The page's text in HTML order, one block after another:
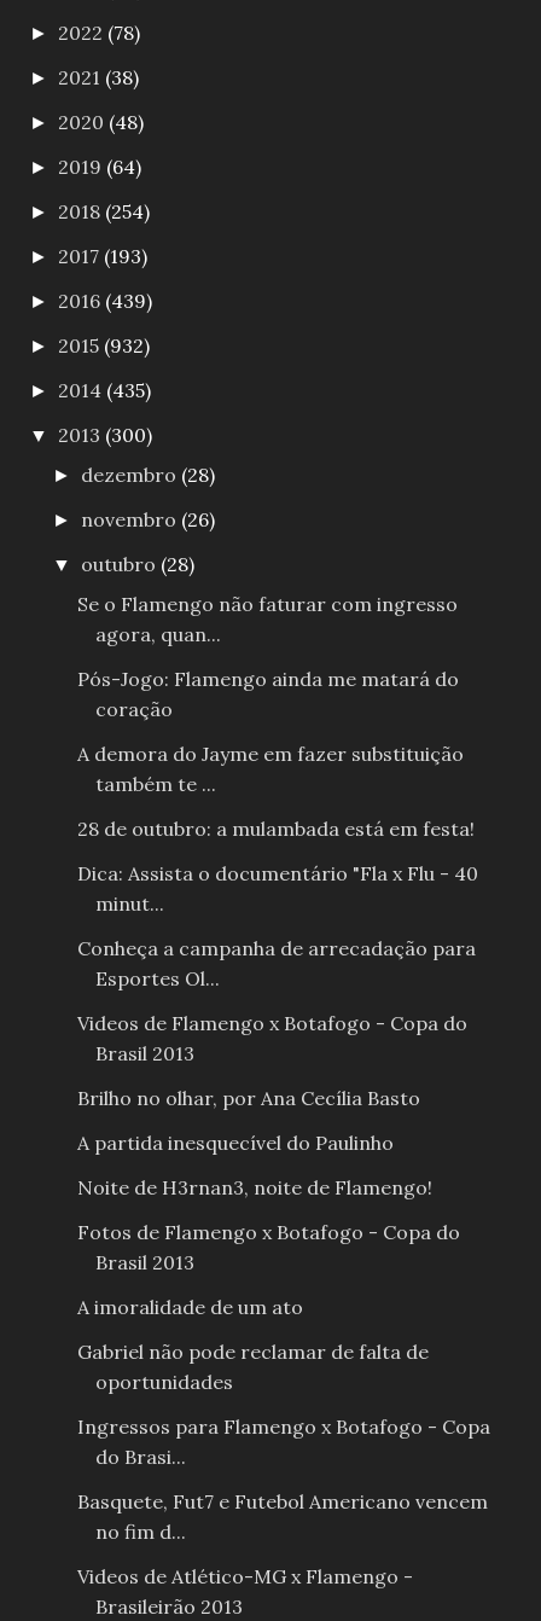
► 2022 (78)
► 2021 (38)
► 2020 (48)
► 2019 (64)
► 2018 (254)
► 2017 (193)
► 2016 (439)
► 2015 (932)
► 2014 (435)
▼ 2013 (300)
► dezembro (28)
► novembro (26)
▼ outubro (28)
Se o Flamengo não faturar com ingresso
agora, quan...
Pós-Jogo: Flamengo ainda me matará do
coração
A demora do Jayme em fazer substituição
também te ...
28 de outubro: a mulambada está em festa!
Dica: Assista o documentário "Fla x Flu - 40
minut...
Conheça a campanha de arrecadação para
Esportes Ol...
Videos de Flamengo x Botafogo - Copa do
Brasil 2013
Brilho no olhar, por Ana Cecília Basto
A partida inesquecível do Paulinho
Noite de H3rnan3, noite de Flamengo!
Fotos de Flamengo x Botafogo - Copa do
Brasil 2013
A imoralidade de um ato
Gabriel não pode reclamar de falta de
oportunidades
Ingressos para Flamengo x Botafogo - Copa
do Brasi...
Basquete, Fut7 e Futebol Americano vencem
no fim d...
Videos de Atlético-MG x Flamengo -
Brasileirão 2013